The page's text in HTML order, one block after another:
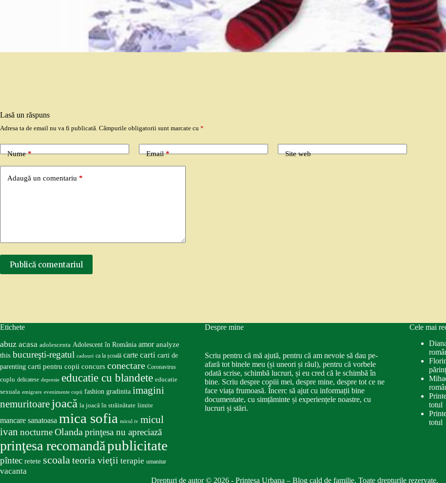
Lasă un răspuns
Adresa ta de email nu va fi publicată. Câmpurile obligatorii sunt marcate cu *
Nume* Email* Site web
Adaugă un comentariu *
Publică comentariul
Etichete
abuz acasa adolescenta Adolescent în România amor analyze
this bucureşti-regatul cadouri ca la școală carte carti carti de
parenting carti pentru copii concurs conectare Coronavirus
cuplu delicatese depresie educatie cu blandete educatie
sexuala emigrare evenimente copii fashion gradinita imagini
nemuritoare joacă la joacă în străinătate limite
mancare sanatoasa mica sofia micul iv micul
ivan nocturneOlanda prinţesa nu apreciază
prinţesa recomandăpublicitate
pîntec retete scoalateoria vieţii terapie umanitar
vacanta
Despre mine
Scriu pentru că mă ajută, pentru că am nevoie să dau pe-
afară tot binele meu (și uneori și răul), pentru că vorbele
odată scrise, schimbă lucruri, și eu cred că le schimbă în
bine. Scriu despre copiii mei, despre mine, despre tot ce ne
face viața frumoasă. Încerc să ajut cu informații bine
documentate, cu simțăminte și experiențele noastre, cu
lucruri și stări.
Cele mai
totul
totul
Drepturi de autor © 2026 - Printesa Urbana – Blog cald de familie. Toate drepturile rezervate.